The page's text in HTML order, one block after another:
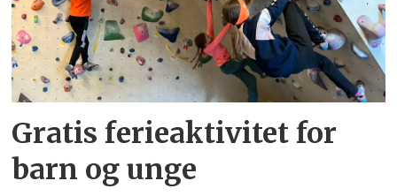
Gratis ferieaktivitet for
barn og unge